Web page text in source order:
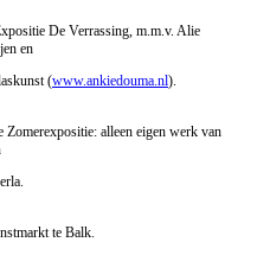
De Verrassing, m.m.v. Alie
en
(www.ankiedouma.nl).
Zomerexpositie: alleen eigen werk van
te Balk.